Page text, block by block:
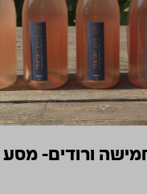
ורודים- מסע